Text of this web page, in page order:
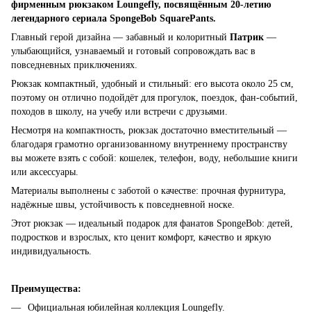
фирменным рюкзаком Loungefly, посвящённым 20-летию
легендарного сериала SpongeBob SquarePants.
Главный герой дизайна — забавный и колоритный Патрик —
улыбающийся, узнаваемый и готовый сопровождать вас в
повседневных приключениях.
Рюкзак компактный, удобный и стильный: его высота около 25 см,
поэтому он отлично подойдёт для прогулок, поездок, фан-событий,
походов в школу, на учебу или встречи с друзьями.
Несмотря на компактность, рюкзак достаточно вместительный —
благодаря грамотно организованному внутреннему пространству
вы можете взять с собой: кошелек, телефон, воду, небольшие книги
или аксессуары.
Материалы выполнены с заботой о качестве: прочная фурнитура,
надёжные швы, устойчивость к повседневной носке.
Этот рюкзак — идеальный подарок для фанатов SpongeBob: детей,
подростков и взрослых, кто ценит комфорт, качество и яркую
индивидуальность.
Преимущества:
Официальная юбилейная коллекция Loungefly.